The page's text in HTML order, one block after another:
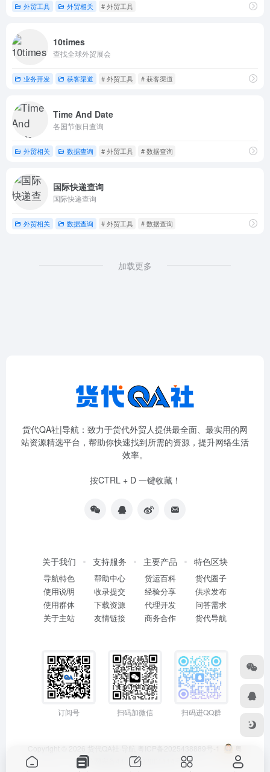
外贸工具 外贸相关 # 外贸工具
10times
查找全球外贸展会
业务开发 获客渠道 # 外贸工具 # 获客渠道
Time And Date
各国节假日查询
外贸相关 数据查询 # 外贸工具 # 数据查询
国际快递查询
国际快递查询
外贸相关 数据查询 # 外贸工具 # 数据查询
加载更多
货代QA社|导航：致力于货代外贸人提供最全面、最实用的网
站资源精选平台，帮助你快速找到所需的资源，提升网络生活
效率。
按CTRL + D 一键收藏！
关于我们
导航特色
使用说明
使用群体
关于主站
支持服务
帮助中心
收录提交
下载资源
友情链接
主要产品
货运百科
经验分享
代理开发
商务合作
特色区块
货代圈子
供求发布
问答需求
货代导航
订阅号 扫码加微信 扫码进QQ群
Copyright © 2026 货代QA社·导航 粤ICP备2025438889号-1
粤
公网安备44011402001114号